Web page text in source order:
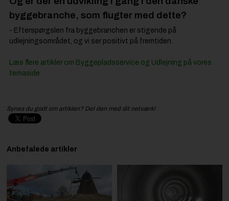
byggebranche, som flugter med dette?
- Efterspørgslen fra byggebranchen er stigende på
udlejningsområdet, og vi ser positivt på fremtiden.
Læs flere artikler om Byggepladsservice og Udlejning på vores
temaside
Synes du godt om artiklen? Del den med dit netværk!
Anbefalede artikler